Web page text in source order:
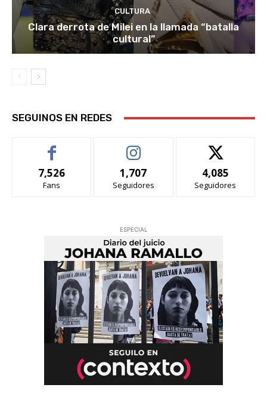
CULTURA
Clara derrota de Milei en la llamada “batalla
cultural”
SEGUINOS EN REDES
7,526
Fans
1,707
Seguidores
4,085
Seguidores
ESPECIAL